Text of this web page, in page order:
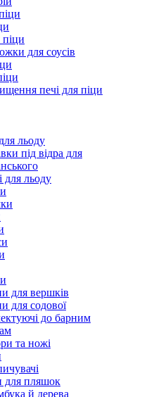
для соусів
печі для піци
льоду
під відра для
льоду
для вершків
для содової
до барним
та ножі
для пляшок
й дерева